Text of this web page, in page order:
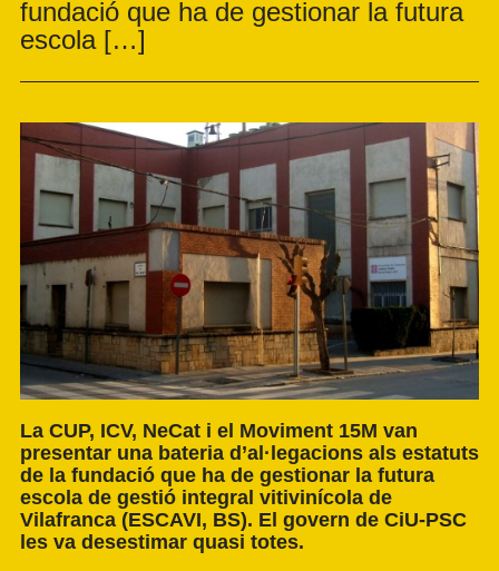
fundació que ha de gestionar la futura
escola […]
La CUP, ICV, NeCat i el Moviment 15M van
presentar una bateria d’al·legacions als estatuts
de la fundació que ha de gestionar la futura
escola de gestió integral vitivinícola de
Vilafranca (ESCAVI, BS). El govern de CiU-PSC
les va desestimar quasi totes.